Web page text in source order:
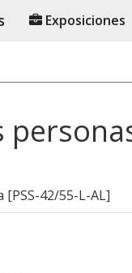
Exposiciones
[PSS-42/55-L-AL]